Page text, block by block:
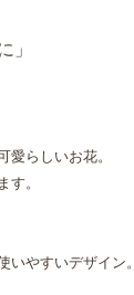
」
愛らしいお花。
す。
やすいデザイン。